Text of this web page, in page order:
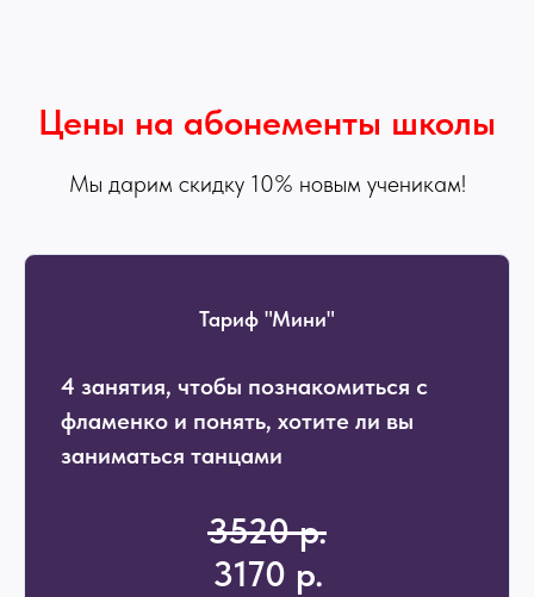
Цены на абонементы школы
Мы дарим скидку 10% новым ученикам!
Тариф "Мини"
4 занятия, чтобы познакомиться с
фламенко и понять, хотите ли вы
заниматься танцами
3520 р.
3170 р.